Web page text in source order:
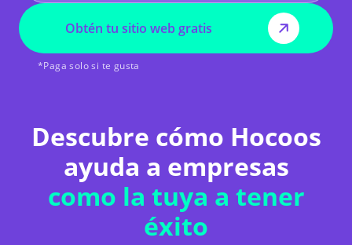
Obtén tu sitio web gratis
*Paga solo si te gusta
Descubre cómo Hocoos
ayuda a empresas
como la tuya a tener
éxito